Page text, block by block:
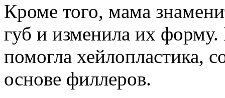
Кроме того, мама
губ и изменила их
помогла хейлопластика,
основе филлеров.